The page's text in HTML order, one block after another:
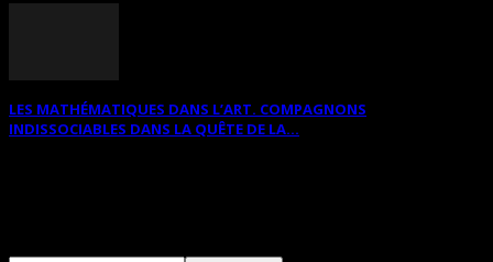
LES MATHÉMATIQUES DANS L’ART. COMPAGNONS
INDISSOCIABLES DANS LA QUÊTE DE LA...